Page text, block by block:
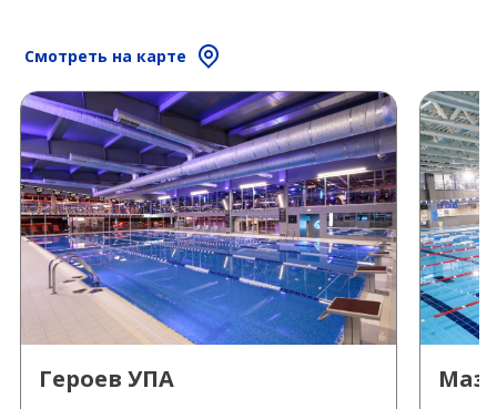
Смотреть на карте
Героев УПА